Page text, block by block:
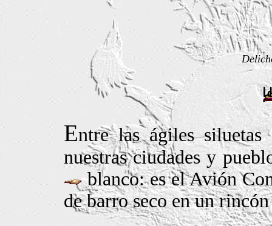
Entre las ágiles
nuestras ciudades y
blanco: es el Avión
de barro seco en un